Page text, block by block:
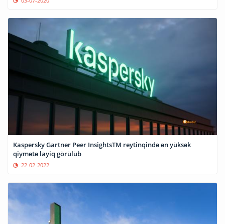
Kaspersky Gartner Peer InsightsTM reytinqində ən yüksək
qiymətə layiq görülüb
22-02-2022